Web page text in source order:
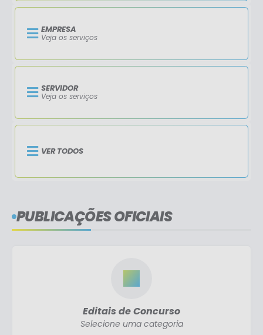
EMPRESA
Veja os serviços
SERVIDOR
Veja os serviços
VER TODOS
PUBLICAÇÕES OFICIAIS
Editais de Concurso
Selecione uma categoria